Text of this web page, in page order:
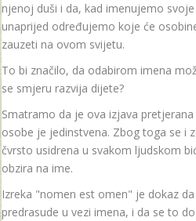
njenoj duši i da, kad imenujemo
unaprijed određujemo koje će
zauzeti na ovom svijetu.
To bi značilo, da odabirom imena
se smjeru razvija dijete?
Smatramo da je ova izjava
osobe je jedinstvena. Zbog toga se i
čvrsto usidrena u svakom ljudskom
obzira na ime.
Izreka "nomen est omen" je dokaz
predrasude u vezi imena, i da se to